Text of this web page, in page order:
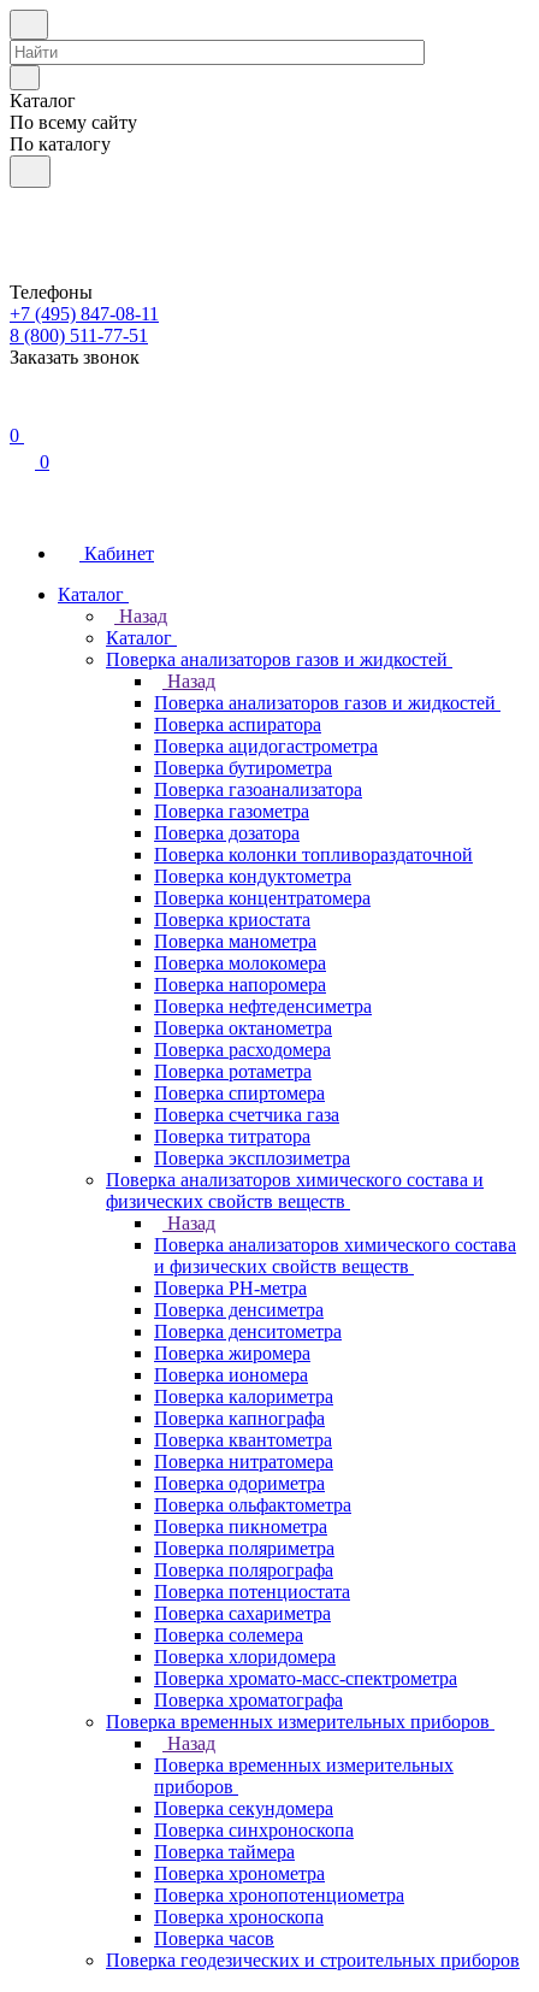
Каталог
По всему сайту
По каталогу
Телефоны
+7 (495) 847-08-11
8 (800) 511-77-51
Заказать звонок
0
0
Кабинет
Каталог
Назад
Каталог
Поверка анализаторов газов и жидкостей
Назад
Поверка анализаторов газов и жидкостей
Поверка аспиратора
Поверка ацидогастрометра
Поверка бутирометра
Поверка газоанализатора
Поверка газометра
Поверка дозатора
Поверка колонки топливораздаточной
Поверка кондуктометра
Поверка концентратомера
Поверка криостата
Поверка манометра
Поверка молокомера
Поверка напоромера
Поверка нефтеденсиметра
Поверка октанометра
Поверка расходомера
Поверка ротаметра
Поверка спиртомера
Поверка счетчика газа
Поверка титратора
Поверка эксплозиметра
Поверка анализаторов химического состава и
физических свойств веществ
Назад
Поверка анализаторов химического состава
и физических свойств веществ
Поверка PH-метра
Поверка денсиметра
Поверка денситометра
Поверка жиромера
Поверка иономера
Поверка калориметра
Поверка капнографа
Поверка квантометра
Поверка нитратомера
Поверка одориметра
Поверка ольфактометра
Поверка пикнометра
Поверка поляриметра
Поверка полярографа
Поверка потенциостата
Поверка сахариметра
Поверка солемера
Поверка хлоридомера
Поверка хромато-масс-спектрометра
Поверка хроматографа
Поверка временных измерительных приборов
Назад
Поверка временных измерительных
приборов
Поверка секундомера
Поверка синхроноскопа
Поверка таймера
Поверка хронометра
Поверка хронопотенциометра
Поверка хроноскопа
Поверка часов
Поверка геодезических и строительных приборов